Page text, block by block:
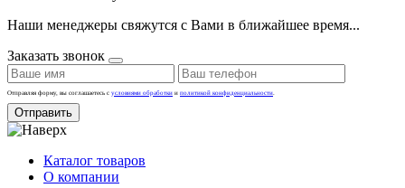
Наши менеджеры свяжутся с Вами в ближайшее время...
Заказать звонок
Отправляя форму, вы соглашаетесь с условиями обработки и политикой конфиденциальности
Отправить
Каталог товаров
О компании